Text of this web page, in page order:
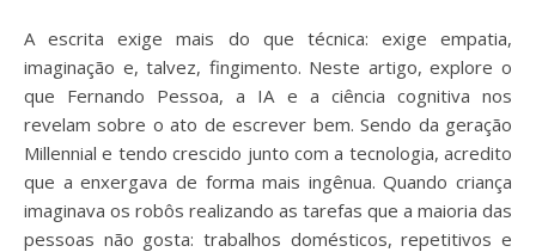
A escrita exige mais do que técnica: exige empatia,
imaginação e, talvez, fingimento. Neste artigo, explore o
que Fernando Pessoa, a IA e a ciência cognitiva nos
revelam sobre o ato de escrever bem. Sendo da geração
Millennial e tendo crescido junto com a tecnologia, acredito
que a enxergava de forma mais ingênua. Quando criança
imaginava os robôs realizando as tarefas que a maioria das
pessoas não gosta: trabalhos domésticos, repetitivos e